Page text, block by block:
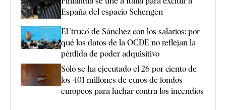
España del espacio Schengen
El 'truco' de Sánchez con los salarios: por
qué los datos de la OCDE no reflejan la
pérdida de poder adquisitivo
Sólo se ha ejecutado el 26 por ciento de
los 401 millones de euros de fondos
europeos para luchar contra los incendios